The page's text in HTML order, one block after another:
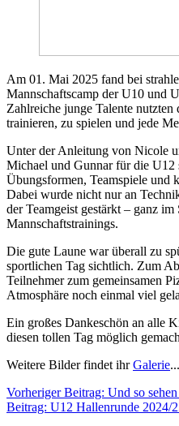
Am 01. Mai 2025 fand bei
Mannschaftscamp der U10 und
Zahlreiche junge Talente nutzten
trainieren, zu spielen und jede
Unter der Anleitung von Nicole
Michael und Gunnar für die U12
Übungsformen, Teamspiele und
Dabei wurde nicht nur an
der Teamgeist gestärkt – ganz
Mannschaftstrainings.
Die gute Laune war überall zu
sportlichen Tag sichtlich. Zum
Teilnehmer zum gemeinsamen
Atmosphäre noch einmal viel
Ein großes Dankeschön an alle
diesen tollen Tag möglich
Weitere Bilder findet ihrGalerie...
Vorheriger Beitrag: Und so
Beitrag: U12 Hallenrunde 2024/